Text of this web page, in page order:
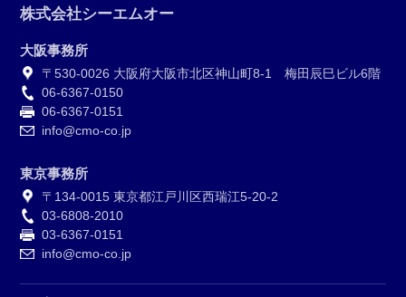
株式会社シーエムオー
大阪事務所
〒530-0026 大阪府大阪市北区神山町8-1 梅田辰巳ビル6階
06-6367-0150
06-6367-0151
info@cmo-co.jp
東京事務所
〒134-0015 東京都江戸川区西瑞江5-20-2
03-6808-2010
03-6367-0151
info@cmo-co.jp